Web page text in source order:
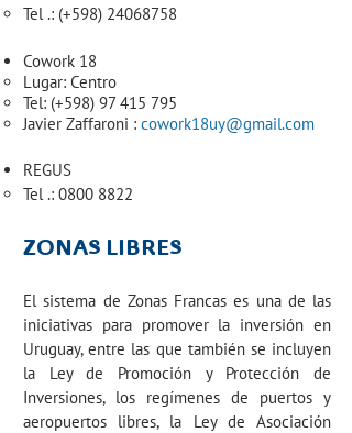
Tel .: (+598) 24068758
Cowork 18
Lugar: Centro
Tel: (+598) 97 415 795
Javier Zaffaroni : cowork18uy@gmail.com
REGUS
Tel .: 0800 8822
ZONAS LIBRES
El sistema de Zonas Francas es una de las
iniciativas para promover la inversión en
Uruguay, entre las que también se incluyen
la Ley de Promoción y Protección de
Inversiones, los regímenes de puertos y
aeropuertos libres, la Ley de Asociación